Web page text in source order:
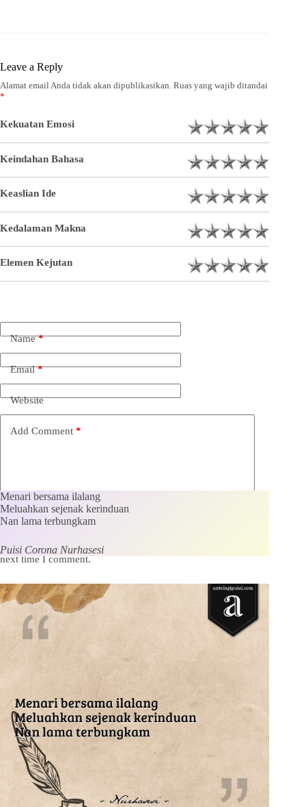
Leave a Reply
Alamat email Anda tidak akan dipublikasikan. Ruas yang wajib ditandai
*
Kekuatan Emosi
Keindahan Bahasa
Keaslian Ide
Kedalaman Makna
Elemen Kejutan
Name*
Email*
Website
Add Comment *
Save my name, email and website in this browser for the
next time I comment.
Kirim Komentar
Menari bersama ilalang
Meluahkan sejenak kerinduan
Nan lama terbungkam
Puisi Corona Nurhasesi